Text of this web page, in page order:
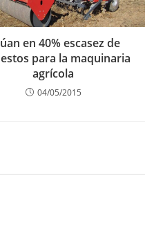
en 40% escasez de
para la maquinaria
agrícola
04/05/2015